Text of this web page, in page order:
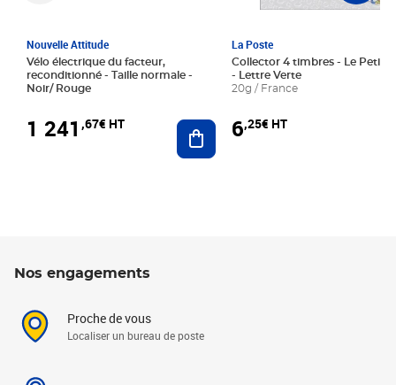
Nouvelle Attitude
Vélo électrique du facteur,
reconditionné - Taille normale -
Noir/ Rouge
1 241 ,67€ HT Ajouter au panier
La Poste
Collector 4 timbres - Le Petit
- Lettre Verte
20g / France
6,25€ HT
Nos engagements
Proche de vous
Localiser un bureau de poste